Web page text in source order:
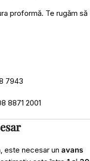
proformă. Te rugăm să
7943
8871 2001
este necesar un avans